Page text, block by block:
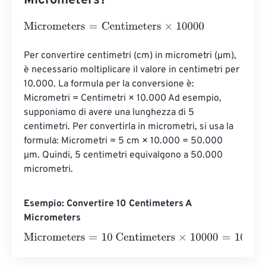
Micrometers=Centimeters×10000
Per convertire centimetri (cm) in micrometri (µm),
è necessario moltiplicare il valore in centimetri per
10.000. La formula per la conversione è:
Micrometri = Centimetri × 10.000 Ad esempio,
supponiamo di avere una lunghezza di 5
centimetri. Per convertirla in micrometri, si usa la
formula: Micrometri = 5 cm × 10.000 = 50.000
µm. Quindi, 5 centimetri equivalgono a 50.000
micrometri.
Esempio: Convertire 10 Centimeters A
Micrometers
Micrometers=10 Centimeters×10000= 100000